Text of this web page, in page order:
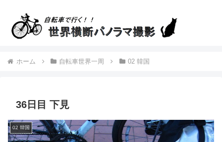
ホーム 自転車世界一周 02 韓国
36日目 下見
02 韓国